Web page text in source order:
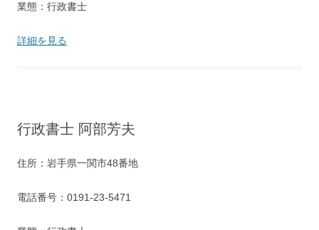
業態：行政書士
詳細を見る
行政書士 阿部芳夫
住所：岩手県一関市48番地
電話番号：0191-23-5471